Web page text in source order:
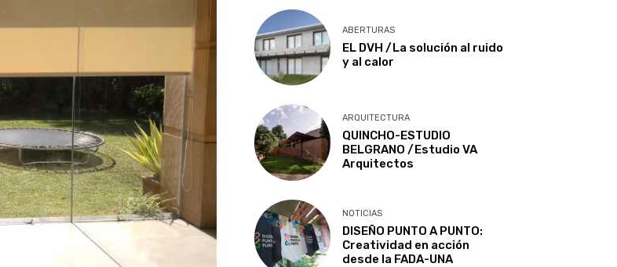
ABERTURAS
EL DVH /La solución al ruido
y al calor
ARQUITECTURA
QUINCHO-ESTUDIO
BELGRANO /Estudio VA
Arquitectos
NOTICIAS
DISEÑO PUNTO A PUNTO:
Creatividad en acción
desde la FADA-UNA